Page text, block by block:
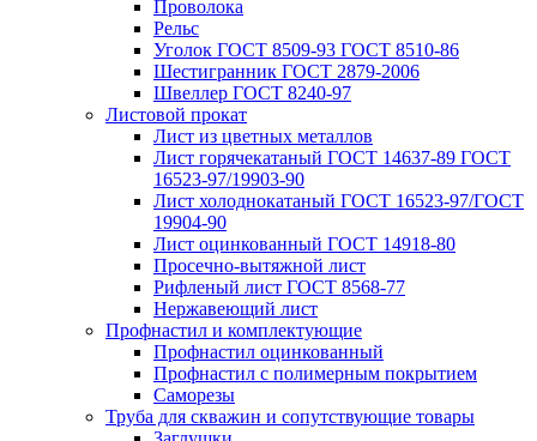
Проволока
Рельс
Уголок ГОСТ 8509-93 ГОСТ 8510-86
Шестигранник ГОСТ 2879-2006
Швеллер ГОСТ 8240-97
Листовой прокат
Лист из цветных металлов
Лист горячекатаный ГОСТ 14637-89 ГОСТ
16523-97/19903-90
Лист холоднокатаный ГОСТ 16523-97/ГОСТ
19904-90
Лист оцинкованный ГОСТ 14918-80
Просечно-вытяжной лист
Рифленый лист ГОСТ 8568-77
Нержавеющий лист
Профнастил и комплектующие
Профнастил оцинкованный
Профнастил с полимерным покрытием
Саморезы
Труба для скважин и сопутствующие товары